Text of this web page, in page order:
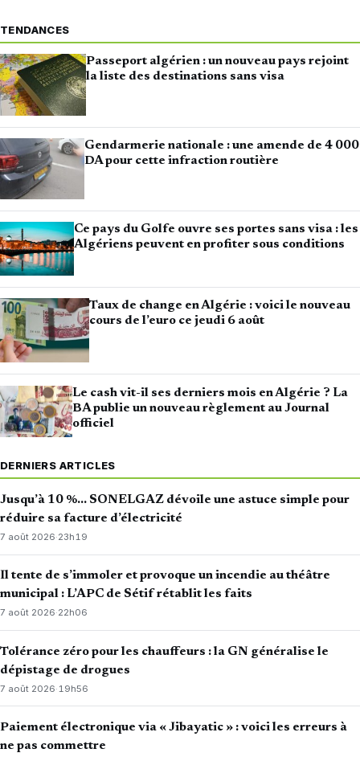
TENDANCES
Passeport algérien : un nouveau pays rejoint
la liste des destinations sans visa
Gendarmerie nationale : une amende de 4 000
DA pour cette infraction routière
Ce pays du Golfe ouvre ses portes sans visa : les
Algériens peuvent en profiter sous conditions
Taux de change en Algérie : voici le nouveau
cours de l’euro ce jeudi 6 août
Le cash vit-il ses derniers mois en Algérie ? La
BA publie un nouveau règlement au Journal
officiel
DERNIERS ARTICLES
Jusqu’à 10 %… SONELGAZ dévoile une astuce simple pour
réduire sa facture d’électricité
7 août 2026·23h19
Il tente de s’immoler et provoque un incendie au théâtre
municipal : L’APC de Sétif rétablit les faits
7 août 2026·22h06
Tolérance zéro pour les chauffeurs : la GN généralise le
dépistage de drogues
7 août 2026· 19h56
Paiement électronique via « Jibayatic » : voici les erreurs à
ne pas commettre